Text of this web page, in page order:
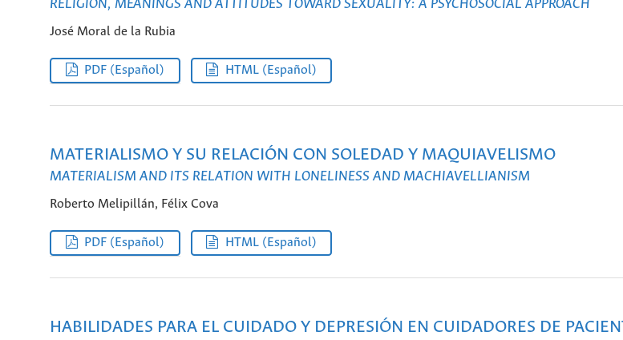
RELIGION, MEANINGS AND ATTITUDES TOWARD SEXUALITY: A PSYCHOSOCIAL APPROACH
José Moral de la Rubia
PDF (Español) HTML (Español)
MATERIALISMO Y SU RELACIÓN CON SOLEDAD Y MAQUIAVELISMO
MATERIALISM AND ITS RELATION WITH LONELINESS AND MACHIAVELLIANISM
Roberto Melipillán, Félix Cova
PDF (Español) HTML (Español)
HABILIDADES PARA EL CUIDADO Y DEPRESIÓN EN CUIDADORES DE